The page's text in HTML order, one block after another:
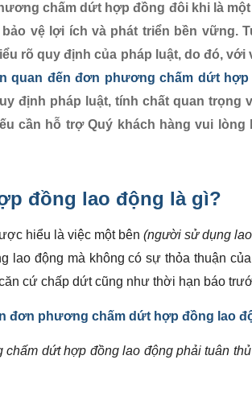
chấm dứt hợp đồng đôi khi là
vệ lợi ích và phát triển bền vững.
rõ quy định của pháp luật, do đó,
quan đến đơn phương chấm dứt
định pháp luật, tính chất quan trọng
cần hỗ trợ Quý khách hàng vui lòng
đồng lao động là gì?
hiểu là việc một bên(người sử dụng
lao động mà không có sự thỏa thuận
cứ chấp dứt cũng như thời hạn báo
đơn phương chấm dứt hợp đồng lao
dứt hợp đồng lao động phải tuân